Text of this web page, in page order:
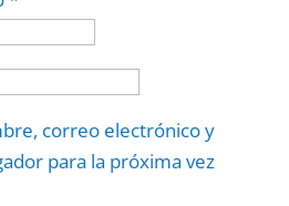
correo electrónico y
para la próxima vez